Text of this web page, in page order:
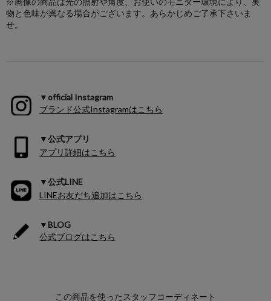
物と色味が異なる場合がございます。あらかじめご了承下さいま
せ。
▼official Instagram
ブランド公式Instagramはこちら
▼公式アプリ
アプリ詳細はこちら
▼公式LINE
LINEお友だち追加はこちら
▼BLOG
公式ブログはこちら